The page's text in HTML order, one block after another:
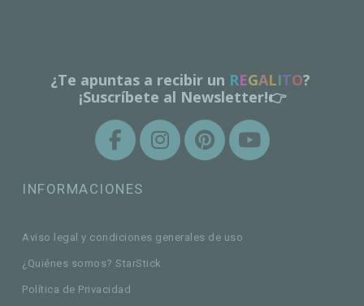
¿Te apuntas a recibir un REGALITO?
¡Suscríbete al Newsletter!👉
INFORMACIONES
Aviso legal y condiciones generales de uso
¿Quiénes somos? StarStick
Política de Privacidad